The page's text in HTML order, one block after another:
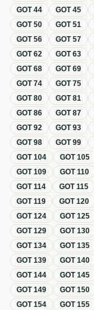
GOT44 GOT45
GOT50 GOT51
GOT56 GOT57
GOT62 GOT63
GOT68 GOT69
GOT74 GOT75
GOT80 GOT81
GOT86 GOT87
GOT92 GOT93
GOT98 GOT99
GOT104 GOT105
GOT109 GOT110
GOT114 GOT115
GOT119 GOT120
GOT124 GOT125
GOT129 GOT130
GOT134 GOT135
GOT139 GOT140
GOT144 GOT145
GOT149 GOT150
GOT154 GOT155